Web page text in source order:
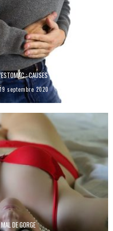
: CAUSES
septembre 2020
DE GORGE